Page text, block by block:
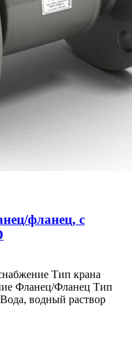
фланец, с
Тип крана
Фланец/Фланец Тип
водный раствор